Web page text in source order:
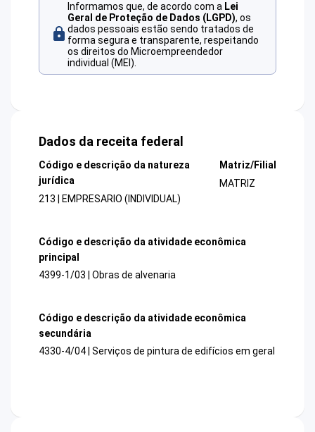
Informamos que, de acordo com a Lei
Geral de Proteção de Dados (LGPD), os
dados pessoais estão sendo tratados de
forma segura e transparente, respeitando
os direitos do Microempreendedor
individual (MEI).
Dados da receita federal
Código e descrição da natureza
jurídica
213 | EMPRESARIO (INDIVIDUAL)
Matriz/Filial
MATRIZ
Código e descrição da atividade econômica
principal
4399-1/03 | Obras de alvenaria
Código e descrição da atividade econômica
secundária
4330-4/04 | Serviços de pintura de edifícios em geral